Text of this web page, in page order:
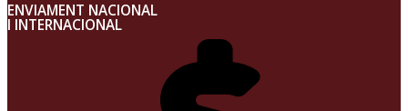
ENVIAMENT NACIONAL
I INTERNACIONAL